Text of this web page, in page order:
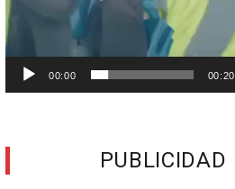
00:00 00:20
PUBLICIDAD